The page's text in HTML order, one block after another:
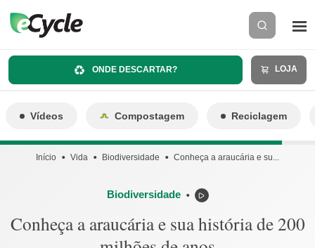
ONDE DESCARTAR? LOJA
Vídeos Compostagem Reciclagem
Início Vida Biodiversidade Conheça a araucária e su...
Biodiversidade ⬤
Conheça a araucária e sua história de 200